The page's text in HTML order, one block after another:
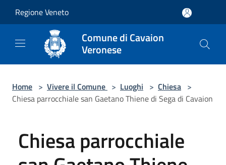
Regione Veneto
Comune di Cavaion
Veronese
Home > Vivere il Comune > Luoghi > Chiesa >
Chiesa parrocchiale san Gaetano Thiene di Sega di Cavaion
Chiesa parrocchiale